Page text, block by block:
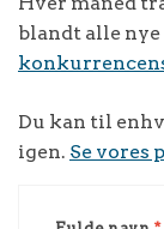
blandt alle
Du kan til
igen. Se